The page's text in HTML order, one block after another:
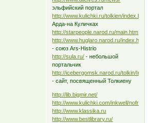
эльфийский портал
http://www.kulichki.ru/tolkien/
Арда-на Куличках
http://starpeople.narod.ru/main.htm
http://www.huglaro.narod.ru/index.html
- союз Ars-Histrio
http://sula.ru/ - небольшой
портальчик
http://icebergomsk.narod.ru/tolkin/
- сайт, посвященный Толкиену
http://lib.bigmir.net/
http://www.kulichki.com/inkwell/noframes/
http://www.klassika.ru
http://www.bestlibrary.ru/